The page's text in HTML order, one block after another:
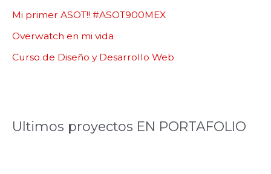
Mi primer ASOT!! #ASOT900MEX
Overwatch en mi vida
Curso de Diseño y Desarrollo Web
Ultimos proyectos EN PORTAFOLIO